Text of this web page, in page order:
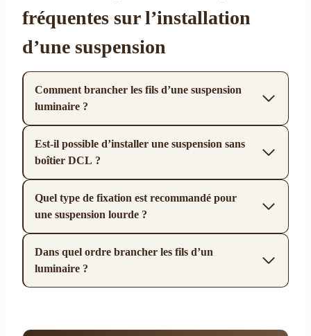
fréquentes sur l’installation
d’une suspension
Comment brancher les fils d’une suspension
luminaire ?
Est-il possible d’installer une suspension sans
boîtier DCL ?
Quel type de fixation est recommandé pour
une suspension lourde ?
Dans quel ordre brancher les fils d’un
luminaire ?